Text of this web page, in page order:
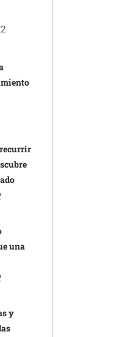
recurrir
una
y